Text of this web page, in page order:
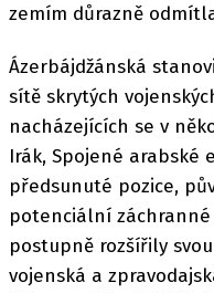
zemím důrazně
Ázerbájdžánská
sítě skrytých
nacházejících se v
Irák, Spojené arabské
předsunuté pozice,
potenciální
postupně rozšířily
vojenská a